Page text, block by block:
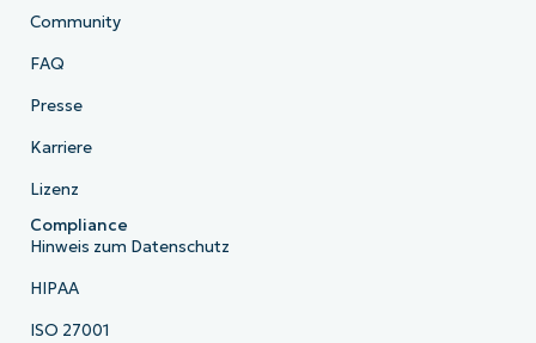
Community
FAQ
Presse
Karriere
Lizenz
Compliance
Hinweis zum Datenschutz
HIPAA
ISO 27001